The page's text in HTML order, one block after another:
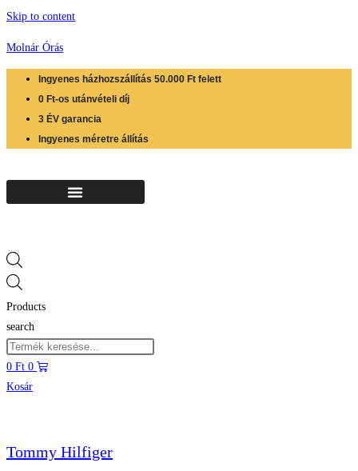
Skip to content
Molnár Órás
Ingyenes házhozszállítás 50.000 Ft felett
0 Ft-os utánvételi díj
3 ÉV garancia
Ingyenes méretre állítás
Products
search
0 Ft 0
Kosár
Tommy Hilfiger